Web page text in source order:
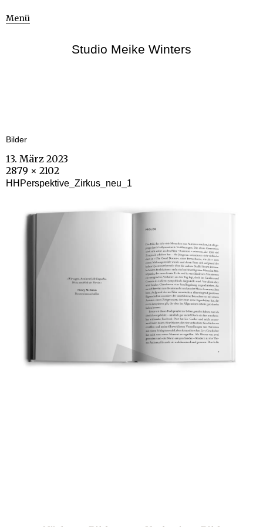
Menü
Studio Meike Winters
Bilder
13. März 2023
2879 × 2102
HHPerspektive_Zirkus_neu_1